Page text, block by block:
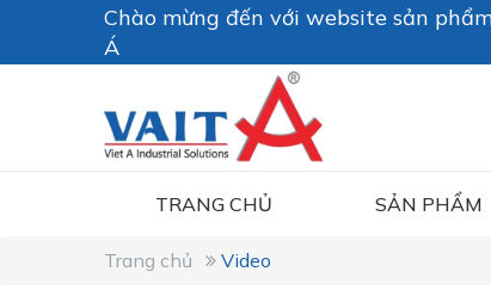
Chào mừng đến với website sản
Á
TRANG CHỦ SẢN PHẨM
Trang chủ Video